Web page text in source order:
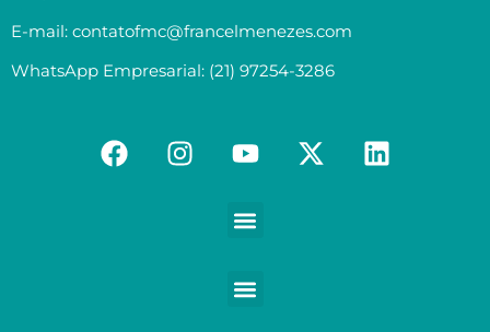
E-mail: contatofmc@francelmenezes.com
WhatsApp Empresarial: (21) 97254-3286